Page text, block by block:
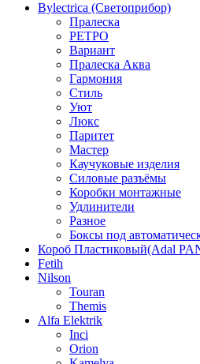
Bylectrica (Светоприбор)
Пралеска
РЕТРО
Вариант
Пралеска Аква
Гармония
Стиль
Уют
Люкс
Паритет
Мастер
Каучуковые изделия
Силовые разъёмы
Коробки монтажные
Удлинители
Разное
Боксы под
Короб Пластиковый(Adal
Fetih
Nilson
Touran
Themis
Alfa Elektrik
Inci
Orion